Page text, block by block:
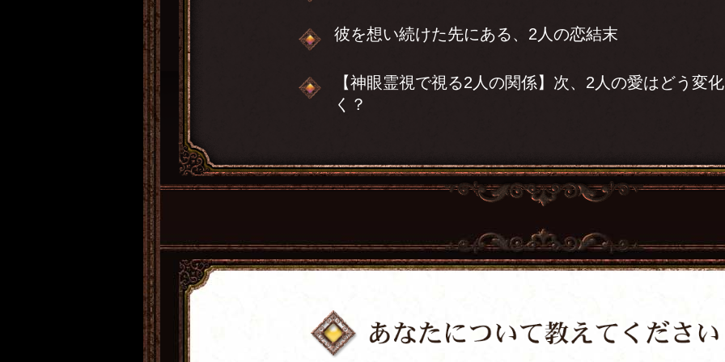
彼を想い続けた先にある、2人の恋結末
【神眼霊視で視る2人の関係】次、2人の愛はどう変
く？